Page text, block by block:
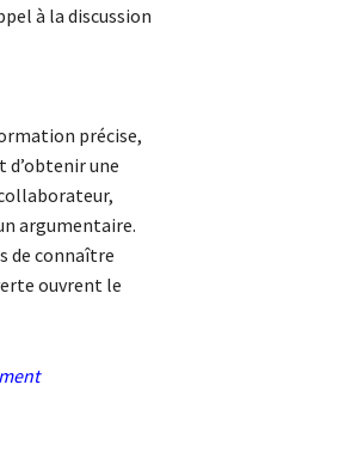
à la discussion
précise,
d’obtenir une
argumentaire.
de connaître
ouvrent le